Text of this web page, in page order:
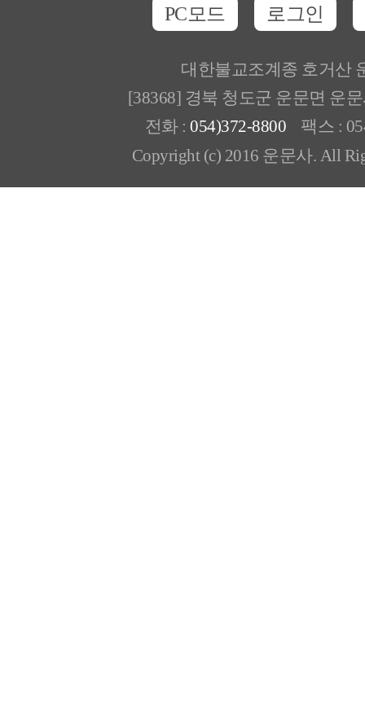
PC모드 로그인
대한불교조계종 호거산
[38368] 경북 청도군 운문면 운
전화 : 054)372-8800 팩스 :
Copyright (c) 2016 운문사. All